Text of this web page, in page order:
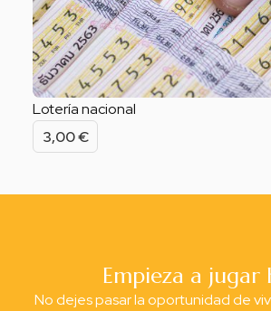
Lotería nacional
3,00€
Empieza a jugar
No dejes pasar la oportunidad de